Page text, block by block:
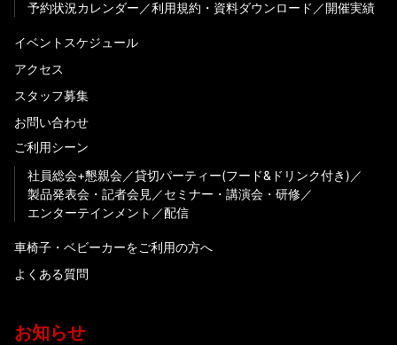
予約状況カレンダー
利用規約・資料ダウンロード 開催実績
イベントスケジュール
アクセス
スタッフ募集
お問い合わせ
ご利用シーン
社員総会+懇親会
貸切パーティー(フード&ドリンク付き)
製品発表会・記者会見
セミナー・講演会・研修
エンターテインメント
配信
車椅子・ベビーカーをご利用の方へ
よくある質問
お知らせ